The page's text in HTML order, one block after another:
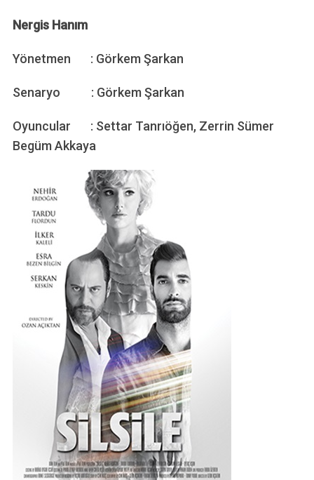
Nergis Hanım
Yönetmen : Görkem Şarkan
Senaryo : Görkem Şarkan
Oyuncular : Settar Tanrıöğen, Zerrin Sümer
Begüm Akkaya